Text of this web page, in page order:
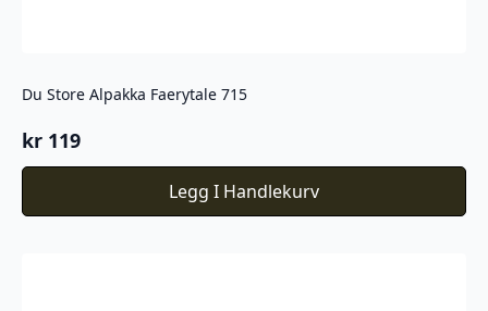
Du Store Alpakka Faerytale 715
kr 119
Legg I Handlekurv